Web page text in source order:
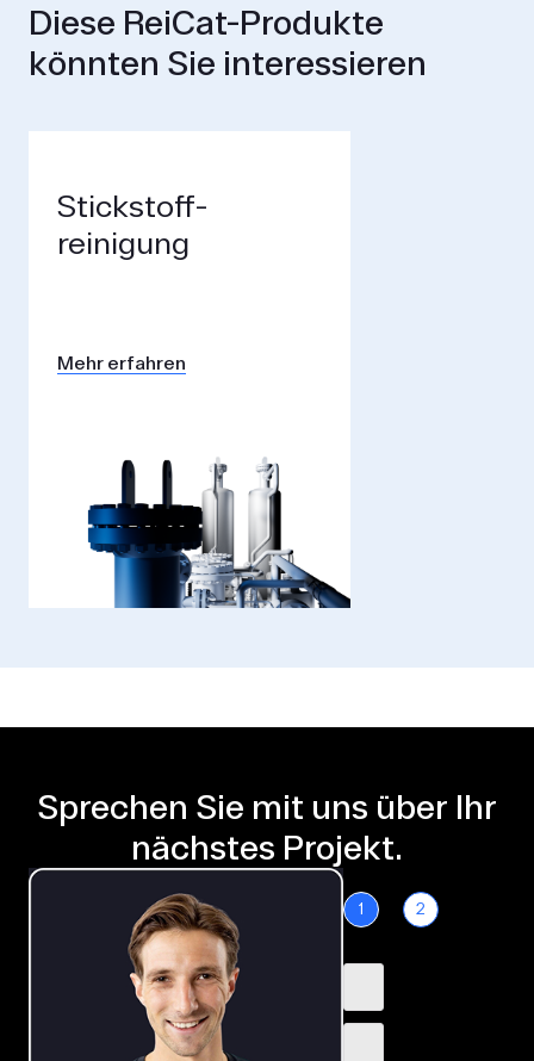
Diese ReiCat-Produkte
könnten Sie interessieren
Stickstoff­
reinigung
Mehr erfahren
Sprechen Sie mit uns über Ihr
nächstes Projekt.
1 2